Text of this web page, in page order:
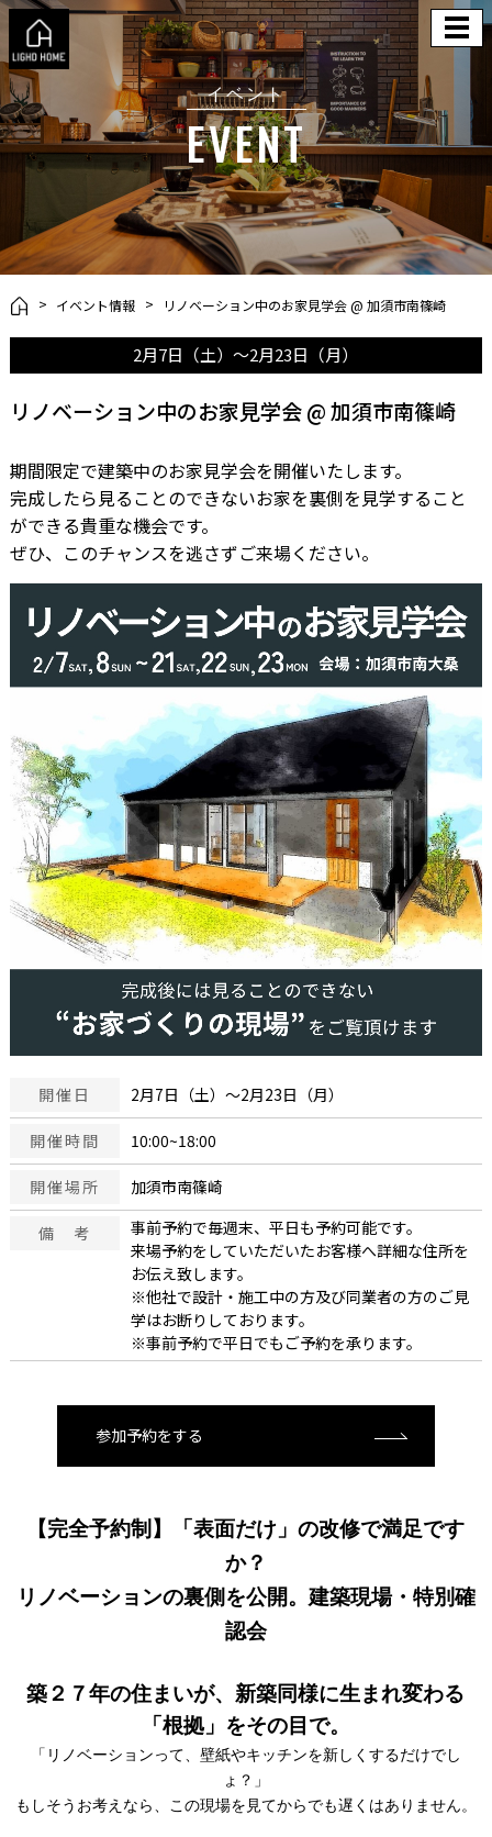
イベント
EVENT
イベント情報 リノベーション中のお家見学会 @ 加須市南篠崎
2月7日（土）～2月23日（月）
リノベーション中のお家見学会 @ 加須市南篠崎
期間限定で建築中のお家見学会を開催いたします。
完成したら見ることのできないお家を裏側を見学すること
ができる貴重な機会です。
ぜひ、このチャンスを逃さずご来場ください。
開催日 2月7日（土）～2月23日（月）
開催時間 10:00~18:00
開催場所 加須市南篠崎
備 考
事前予約で毎週末、平日も予約可能です。
来場予約をしていただいたお客様へ詳細な住所を
お伝え致します。
※他社で設計・施工中の方及び同業者の方のご見
学はお断りしております。
※事前予約で平日でもご予約を承ります。
参加予約をする
【完全予約制】「表面だけ」の改修で満足です
か？
リノベーションの裏側を公開。建築現場・特別確
認会
築２７年の住まいが、新築同様に生まれ変わる
「根拠」をその目で。
「リノベーションって、壁紙やキッチンを新しくするだけでし
ょ？」
もしそうお考えなら、この現場を見てからでも遅くはありません。